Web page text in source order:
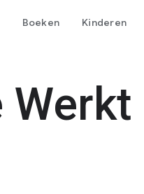
Boeken Kinderen
Werkt